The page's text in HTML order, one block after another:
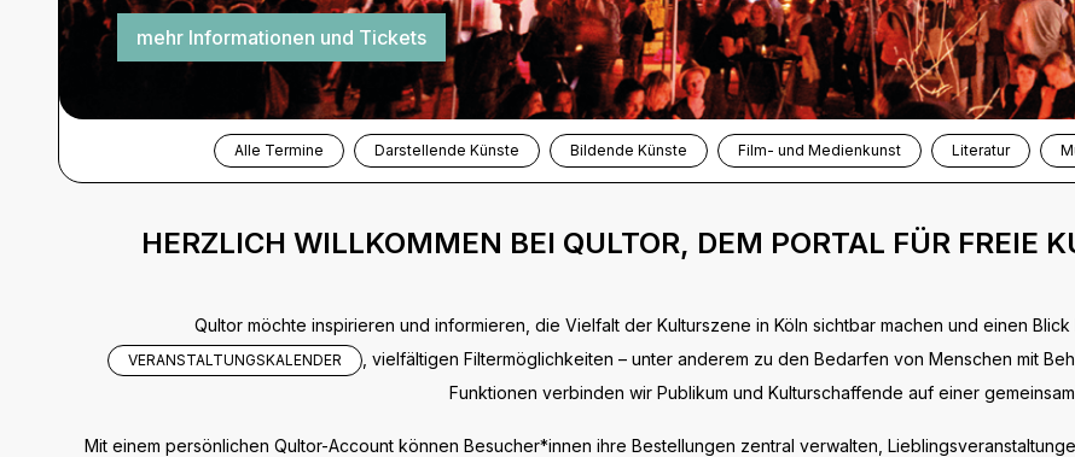
mehr Informationen und Tickets
Alle Termine Darstellende Künste Bildende Künste Film- und Medienkunst Literatur
HERZLICH WILLKOMMEN BEI QULTOR, DEM PORTAL FÜR FREIE
Qultor möchte inspirieren und informieren, die Vielfalt der Kulturszene in Köln sichtbar machen und einen
VERANSTALTUNGSKALENDER
, vielfältigen Filtermöglichkeiten – unter anderem zu den Bedarfen von Menschen mit
Funktionen verbinden wir Publikum und Kulturschaffende auf einer
Mit einem persönlichen Qultor-Account können Besucher*innen ihre Bestellungen zentral verwalten,